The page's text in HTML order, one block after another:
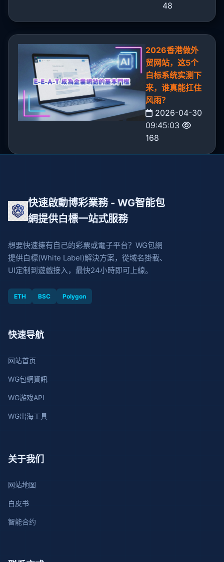
48
2026香港做外
贸网站，这5个
白标系统实测下
来，谁真能扛住
风雨？
2026-04-30
09:45:03
168
快速啟動博彩業務 - WG智能包
網提供白標一站式服務
想要快速擁有自己的彩票或電子平台？WG包網
提供白標(White Label)解決方案，從域名掛載、
UI定制到遊戲接入，最快24小時即可上線。
ETH BSC Polygon
快速导航
网站首页
WG包網資訊
WG游戏API
WG出海工具
关于我们
网站地图
白皮书
智能合约